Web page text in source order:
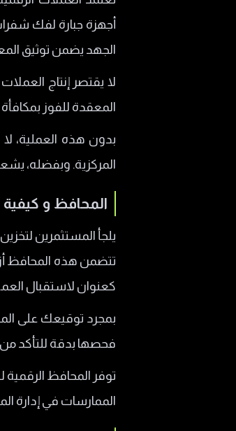
أجهزة جبارة لفك
الجهد يضمن توثيق
لا يقتصر إنتاج
المعقدة للفوز
بدون هذه العملية،
المركزية. وبفضله،
المحافظ و كيفية
يلجأ المستثمرين
تتضمن هذه المحافظ
كعنوان لاستقبال
بمجرد توقيعك على
فحصها بدقة للتأكد من
توفر المحافظ
الممارسات في إدارة